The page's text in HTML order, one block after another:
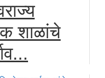
शाळांचे